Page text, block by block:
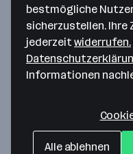
ANT Handels- u.
Kremstalstraße . 79
bestmögliche
sicherzustellen. Ihre
jederzeit widerrufen.
Informationen
Alle ablehnen